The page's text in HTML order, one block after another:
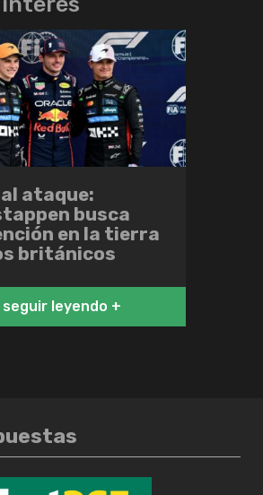
al ataque:
busca
en la tierra
británicos
seguir leyendo +